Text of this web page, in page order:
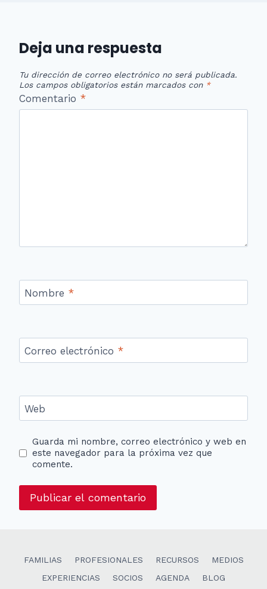
Deja una respuesta
Tu dirección de correo electrónico no será publicada.
Los campos obligatorios están marcados con *
Comentario *
Nombre *
Correo electrónico *
Web
Guarda mi nombre, correo electrónico y web en
este navegador para la próxima vez que
comente.
FAMILIAS PROFESIONALES RECURSOS
MEDIOS
EXPERIENCIAS
SOCIOS AGENDA BLOG